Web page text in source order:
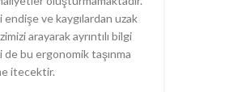
ve kaygılardan uzak
arayarak ayrıntılı bilgi
de bu ergonomik taşınma
itecektir.